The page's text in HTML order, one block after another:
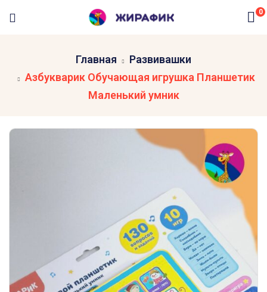
0
Главная
Развивашки
Азбукварик Обучающая игрушка Планшетик
Маленький умник